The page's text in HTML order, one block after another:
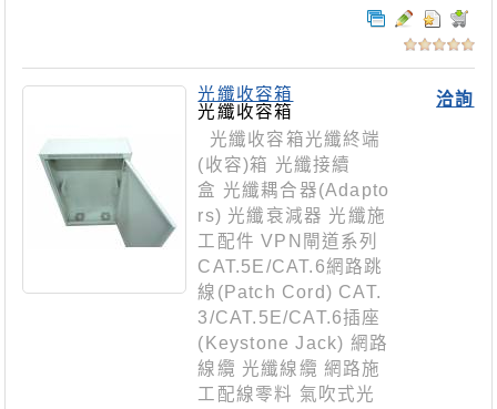
洽詢
光纖收容箱
光纖收容箱
光纖收容箱光纖終端
(收容)箱 光纖接續
盒 光纖耦合器(Adapto
rs) 光纖衰減器 光纖施
工配件 VPN閘道系列
CAT.5E/CAT.6網路跳
線(Patch Cord) CAT.
3/CAT.5E/CAT.6插座
(Keystone Jack) 網路
線纜 光纖線纜 網路施
工配線零料 氣吹式光